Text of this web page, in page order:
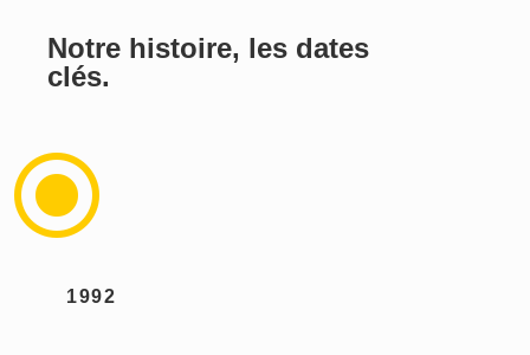
Notre histoire, les dates
clés.
\
1992